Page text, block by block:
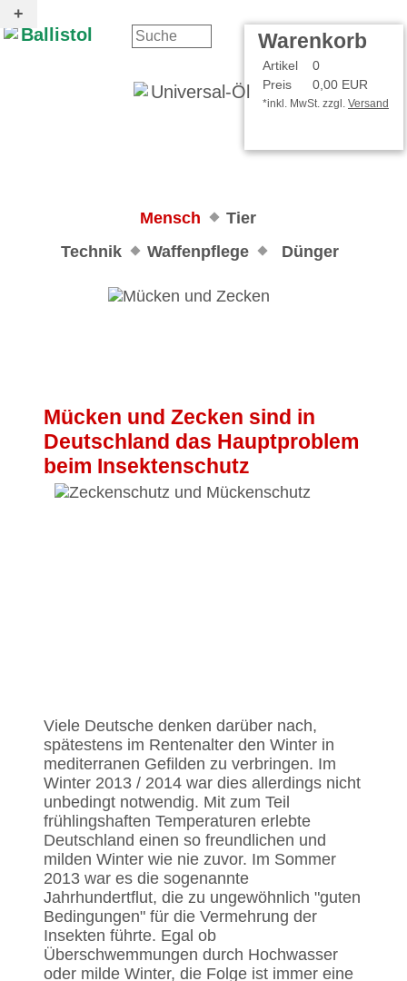
Warenkorb
Artikel
0
Preis
0,00 EUR
*inkl. MwSt. zzgl. Versand
Mensch
Tier
Technik
Waffenpflege Dünger
Mücken und Zecken sind in
Deutschland das Hauptproblem
beim Insektenschutz
Viele Deutsche denken darüber nach,
spätestens im Rentenalter den Winter in
mediterranen Gefilden zu verbringen. Im
Winter 2013 / 2014 war dies allerdings nicht
unbedingt notwendig. Mit zum Teil
frühlingshaften Temperaturen erlebte
Deutschland einen so freundlichen und
milden Winter wie nie zuvor. Im Sommer
2013 war es die sogenannte
Jahrhundertflut, die zu ungewöhnlich "guten
Bedingungen" für die Vermehrung der
Insekten führte. Egal ob
Überschwemmungen durch Hochwasser
oder milde Winter, die Folge ist immer eine